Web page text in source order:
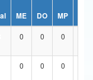
ME DO MP
0 0 0
0 0 0